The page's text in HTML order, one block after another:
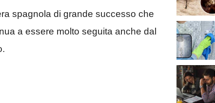
spagnola di grande successo che
a essere molto seguita anche dal